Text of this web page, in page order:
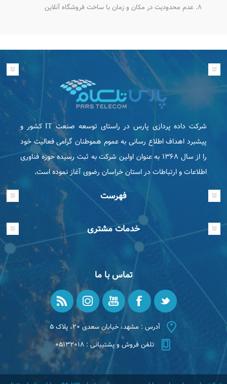
عدم محدودیت در مکان و زمان با ساخت فروشگاه آنلاین
شرکت داده پردازی پارس در راستای توسعه صنعت IT كشور و
پیشبرد اهداف اطلاع رسانی به عموم هموطنان گرامی فعاليت خود
را از سال ۱۳۶۸ به عنوان اولین شرکت به ثبت رسیده حوزه فناوری
اطلاعات و ارتباطات در استان خراسان رضوی آغاز نموده است.
فهرست
خدمات مشتری
تماس با ما
آدرس : مشهد، خیابان سعدی ۲۰، پلاک ۵
تلفن فروش و پشتیبانی : ۰۵۱۳۲۰۱۸